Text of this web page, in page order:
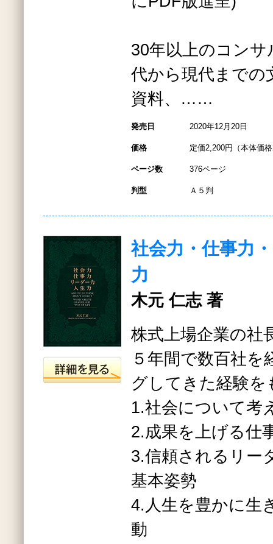
30年以上のコン
代から現代までの
資料、……
発売日 2020年12月20日
価格 定価2,200円（本体価
ページ数 376ページ
判型 Ａ５判
社会力・仕事力
力
木元 仁志 著
株式上場企業の社
５年間で数百社
グしてきた経験を
1.社会について考
2.成果を上げる仕
3.信頼されるリー
基本姿勢
4.人生を豊かに生
動